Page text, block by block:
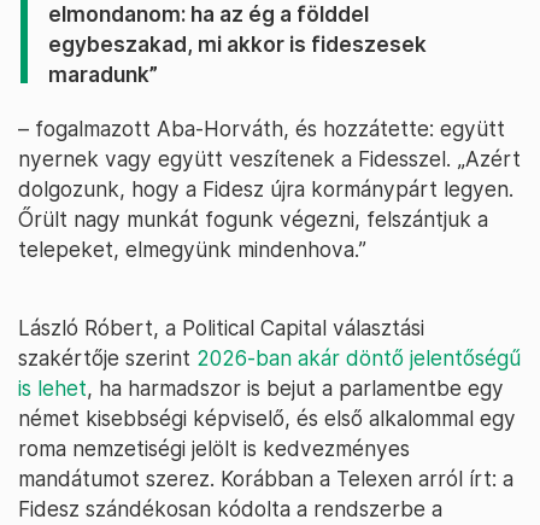
elmondanom: ha az ég a földdel
egybeszakad, mi akkor is fideszesek
maradunk”
– fogalmazott Aba-Horváth, és hozzátette: együtt
nyernek vagy együtt veszítenek a Fidesszel. „Azért
dolgozunk, hogy a Fidesz újra kormánypárt legyen.
Őrült nagy munkát fogunk végezni, felszántjuk a
telepeket, elmegyünk mindenhova.”
László Róbert, a Political Capital választási
szakértője szerint 2026-ban akár döntő jelentőségű
is lehet, ha harmadszor is bejut a parlamentbe egy
német kisebbségi képviselő, és első alkalommal egy
roma nemzetiségi jelölt is kedvezményes
mandátumot szerez. Korábban a Telexen arról írt: a
Fidesz szándékosan kódolta a rendszerbe a